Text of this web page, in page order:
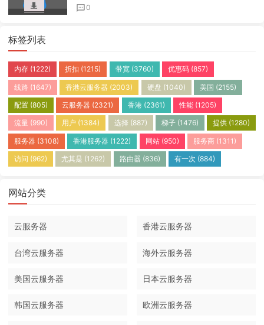
0
标签列表
内存 (1222) 折扣 (1215) 带宽(3760) 优惠码(857)
线路 (1647) 香港云服务器 (2003) 硬盘 (1040) 美国 (2155)
配置 (805) 云服务器 (2321) 香港(2361) 性能(1205)
流量 (990) 用户 (1384) 选择 (887) 梯子(1476) 提供 (1280)
服务器 (3108) 香港服务器 (1222) 网站(950) 服务商(1311)
访问 (962) 尤其是 (1262) 路由器 (836) 有一次 (884)
网站分类
云服务器 香港云服务器
台湾云服务器 海外云服务器
美国云服务器 日本云服务器
韩国云服务器 欧洲云服务器